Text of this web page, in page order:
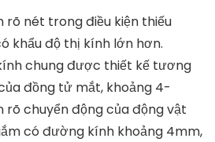
rõ nét trong điều kiện thiếu
khẩu độ thị kính lớn hơn.
chung được thiết kế tương
đồng tử mắt, khoảng 4-
rõ chuyển động của động vật
có đường kính khoảng 4mm,